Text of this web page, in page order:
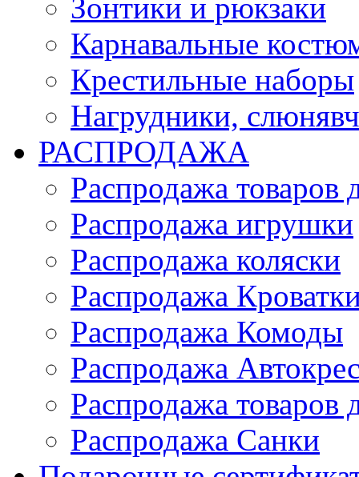
Зонтики и рюкзаки
Карнавальные
Крестильные наборы
Нагрудники,
РАСПРОДАЖА
Распродажа товаров
Распродажа игрушки
Распродажа коляски
Распродажа
Распродажа Комоды
Распродажа
Распродажа
Распродажа Санки